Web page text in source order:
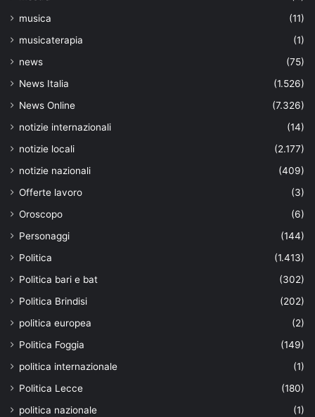
musica
(11)
musicaterapia
(1)
news
(75)
News Italia
(1.526)
News Online
(7.326)
notizie internazionali
(14)
notizie locali
(2.177)
notizie nazionali
(409)
Offerte lavoro
(3)
Oroscopo
(6)
Personaggi
(144)
Politica
(1.413)
Politica bari e bat
(302)
Politica Brindisi
(202)
politica europea
(2)
Politica Foggia
(149)
politica internazionale
(1)
Politica Lecce
(180)
politica nazionale
(1)